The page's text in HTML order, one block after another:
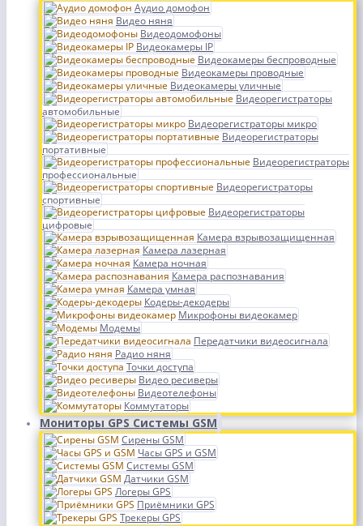
Аудио домофон
Видео няня
Видеодомофоны
Видеокамеры IP
Видеокамеры беспроводные
Видеокамеры проводные
Видеокамеры уличные
Видеорегистраторы
автомобильные
Видеорегистраторы микро
Видеорегистраторы
портативные
Видеорегистраторы
профессиональные
Видеорегистраторы
спортивные
Видеорегистраторы
цифровые
Камера взрывозащищенная
Камера лазерная
Камера ночная
Камера распознавания
Камера умная
Кодеры-декодеры
Микрофоны видеокамер
Модемы
Передатчики видеосигнала
Радио няня
Точки доступа
Видео ресиверы
Видеотелефоны
Коммутаторы
Мониторы GPS Системы GSM
Сирены GSM
Часы GPS и GSM
Системы GSM
Датчики GSM
Логеры GPS
Приёмники GPS
Трекеры GPS